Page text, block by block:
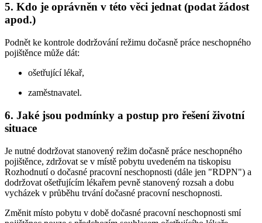
5. Kdo je oprávněn v této věci jednat (podat žádost
apod.)
Podnět ke kontrole dodržování režimu dočasně práce neschopného
pojištěnce může dát:
ošetřující lékař,
zaměstnavatel.
6. Jaké jsou podmínky a postup pro řešení životní
situace
Je nutné dodržovat stanovený režim dočasně práce neschopného
pojištěnce, zdržovat se v místě pobytu uvedeném na tiskopisu
Rozhodnutí o dočasné pracovní neschopnosti (dále jen "RDPN") a
dodržovat ošetřujícím lékařem pevně stanovený rozsah a dobu
vycházek v průběhu trvání dočasné pracovní neschopnosti.
Změnit místo pobytu v době dočasné pracovní neschopnosti smí